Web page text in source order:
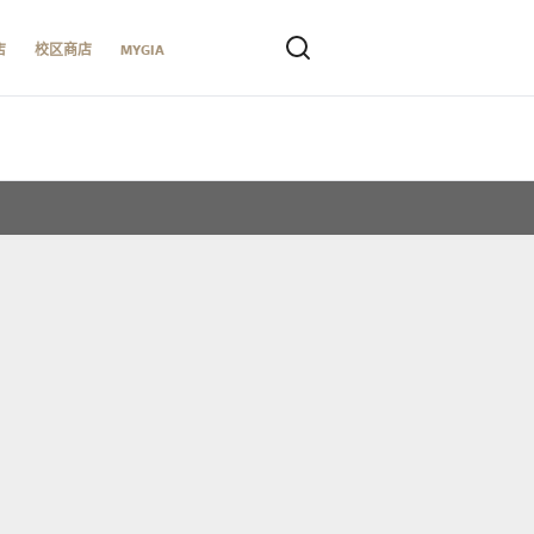
校区商店 MYGIA